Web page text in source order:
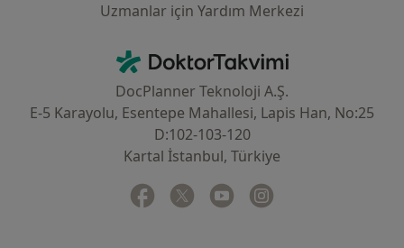
Uzmanlar için Yardım Merkezi
DoktorTakvimi - Ana Sayfa
DocPlanner Teknoloji A.Ş.
E-5 Karayolu, Esentepe Mahallesi, Lapis Han, No:25
D:102-103-120
Kartal İstanbul, Türkiye
Facebook
yeni bir sekmede açılır
Twitter
yeni bir sekmede açılır
Youtube
yeni bir sekmede açılır